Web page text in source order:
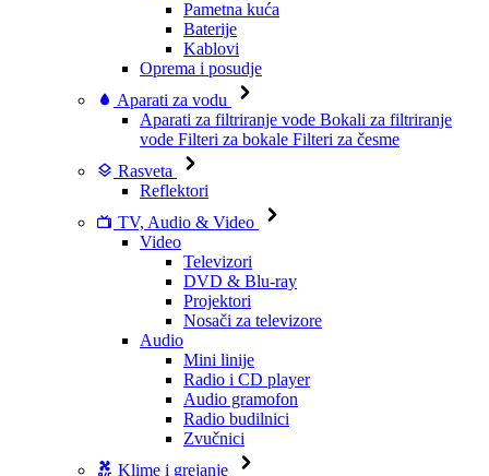
Pametna kuća
Baterije
Kablovi
Oprema i posudje
Aparati za vodu
Aparati za filtriranje vode Bokali za filtriranje
vode Filteri za bokale Filteri za česme
Rasveta
Reflektori
TV, Audio & Video
Video
Televizori
DVD & Blu-ray
Projektori
Nosači za televizore
Audio
Mini linije
Radio i CD player
Audio gramofon
Radio budilnici
Zvučnici
Klime i grejanje